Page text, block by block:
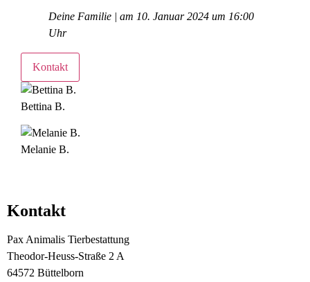
Deine Familie | am 10. Januar 2024 um 16:00
Uhr
Kontakt
Bettina B.
Melanie B.
Kontakt
Pax Animalis Tierbestattung
Theodor-Heuss-Straße 2 A
64572 Büttelborn